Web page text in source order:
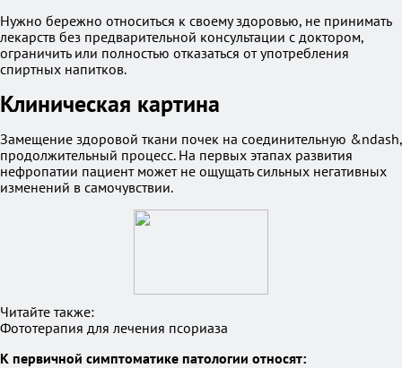
Нужно бережно относиться к своему здоровью, не принимать
лекарств без предварительной консультации с доктором,
ограничить или полностью отказаться от употребления
спиртных напитков.
Клиническая картина
Замещение здоровой ткани почек на соединительную &ndash,
продолжительный процесс. На первых этапах развития
нефропатии пациент может не ощущать сильных негативных
изменений в самочувствии.
Читайте также:
Фототерапия для лечения псориаза
К первичной симптоматике патологии относят: